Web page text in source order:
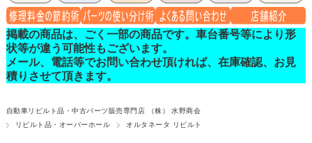
掲載の商品は、ごく一部の商品です。車台番号等により形
状等が違う可能性もございます。
メール、電話等でお問い合わせ頂ければ、在庫確認、お見
積りさせて頂きます。
自動車リビルト品・中古パーツ販売専門店 （株） 水野商会
リビルト品・オーバーホール
オルタネータ リビルト